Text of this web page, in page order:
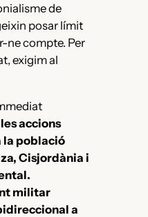
de
posar límit
ne compte. Per
exigim al
accions
la població
Cisjordània i
militar
a